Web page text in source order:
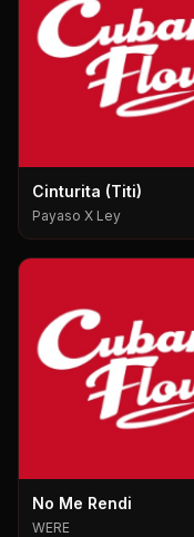
Cinturita (Titi)
Payaso X Ley
No Me Rendi
WERE